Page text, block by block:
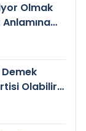
Olmak
Anlamına
Olabilir